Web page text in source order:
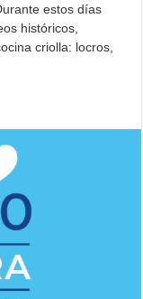
estos días
históricos,
criolla: locros,